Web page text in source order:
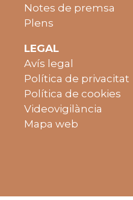
Notes de premsa
Plens
LEGAL
Avís legal
Política de privacitat
Política de cookies
Videovigilància
Mapa web